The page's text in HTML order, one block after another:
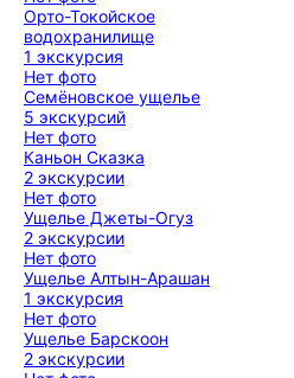
Орто-Токойское
водохранилище
1 экскурсия
Нет фото
Семёновское ущелье
5 экскурсий
Нет фото
Каньон Сказка
2 экскурсии
Нет фото
Ущелье Джеты-Огуз
2 экскурсии
Нет фото
Ущелье Алтын-Арашан
1 экскурсия
Нет фото
Ущелье Барскоон
2 экскурсии